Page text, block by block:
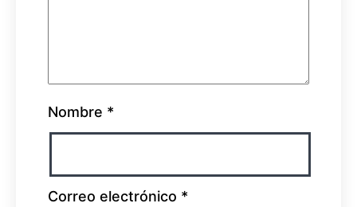
Nombre *
Correo electrónico *